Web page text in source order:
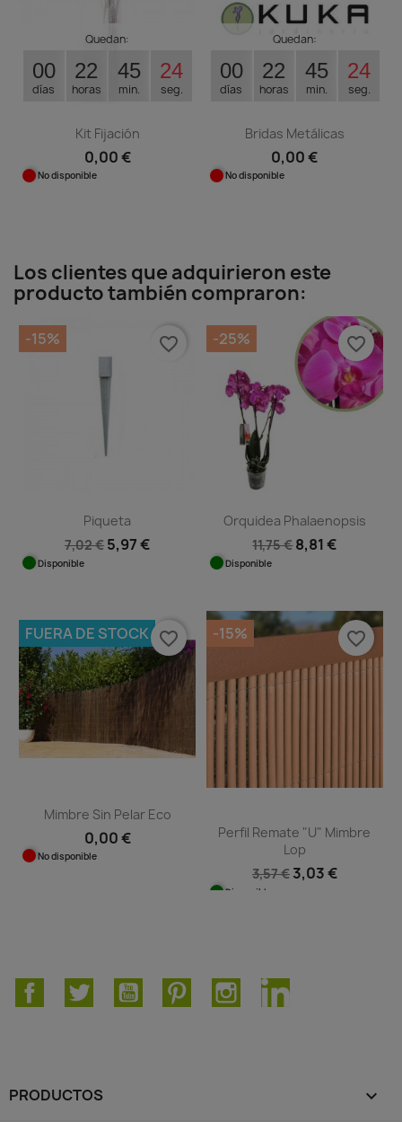
Quedan:
00
días
22
horas
45
min.
24
seg.
Kit Fijación
0,00 €
No disponible
Quedan:
00
días
22
horas
45
min.
24
seg.
Bridas Metálicas
0,00 €
No disponible
Los clientes que adquirieron este
producto también compraron:
Piqueta
7,02 € 5,97 €
Disponible
-15% favorite_border
Orquidea Phalaenopsis
11,75 €8,81 €
Disponible
-25% favorite_border
Mimbre Sin Pelar Eco
0,00 €
No disponible
FUERA DE STOCK favorite_border
Perfil Remate "U" Mimbre
Lop
3,57 € 3,03 €
Disponible
-15% favorite_border
FacebookTwitter YouTube PinterestInstagramLinkedIn
PRODUCTOS 